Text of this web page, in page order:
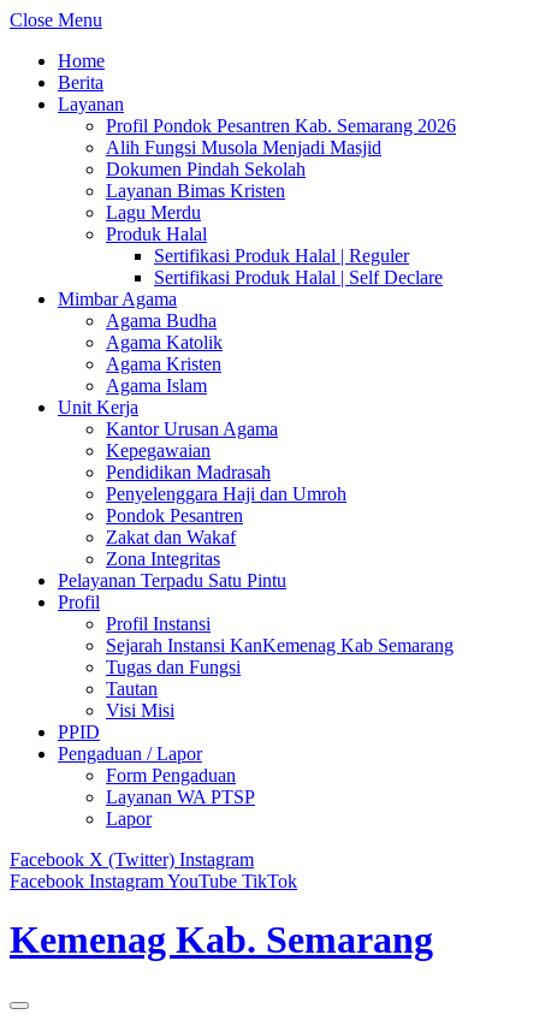
Close Menu
Home
Berita
Layanan
Profil Pondok Pesantren Kab. Semarang 2026
Alih Fungsi Musola Menjadi Masjid
Dokumen Pindah Sekolah
Layanan Bimas Kristen
Lagu Merdu
Produk Halal
Sertifikasi Produk Halal | Reguler
Sertifikasi Produk Halal | Self Declare
Mimbar Agama
Agama Budha
Agama Katolik
Agama Kristen
Agama Islam
Unit Kerja
Kantor Urusan Agama
Kepegawaian
Pendidikan Madrasah
Penyelenggara Haji dan Umroh
Pondok Pesantren
Zakat dan Wakaf
Zona Integritas
Pelayanan Terpadu Satu Pintu
Profil
Profil Instansi
Sejarah Instansi KanKemenag Kab Semarang
Tugas dan Fungsi
Tautan
Visi Misi
PPID
Pengaduan / Lapor
Form Pengaduan
Layanan WA PTSP
Lapor
Facebook X (Twitter) Instagram
Facebook InstagramYouTube TikTok
Kemenag Kab. Semarang